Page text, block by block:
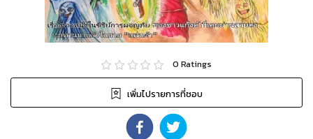
0 Ratings
เพิ่มไปรายการที่ชอบ